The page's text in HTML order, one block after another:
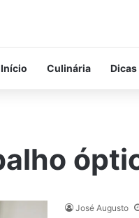
Início Culinária Dicas
José Augusto